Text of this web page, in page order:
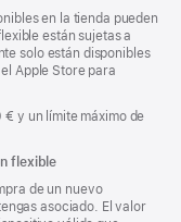
en la tienda pueden
están sujetas a
solo están disponibles
Apple Store para
y un límite máximo de
flexible
de un nuevo
asociado. El valor